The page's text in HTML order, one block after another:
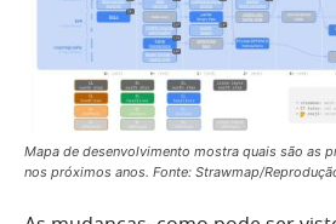
Mapa de desenvolvimento mostra quais são as
nos próximos anos. Fonte: Strawmap/